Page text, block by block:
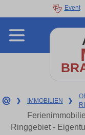
Event
❯ IMMOBILIEN ❯
Ringgebiet -